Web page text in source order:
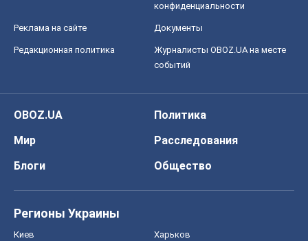
конфиденциальности
Реклама на сайте Документы
Редакционная политика
Журналисты OBOZ.UA на месте
событий
OBOZ.UA
Политика
Мир
Расследования
Блоги
Общество
Регионы Украины
Киев Харьков